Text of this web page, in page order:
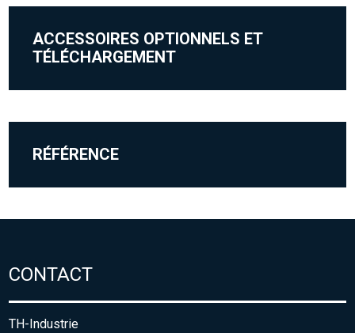
ACCESSOIRES OPTIONNELS ET
TÉLÉCHARGEMENT
RÉFÉRENCE
CONTACT
TH-Industrie